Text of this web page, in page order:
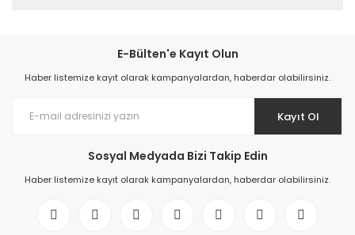
E-Bülten'e Kayıt Olun
Haber listemize kayıt olarak kampanyalardan, haberdar olabilirsiniz.
Kayıt Ol
Sosyal Medyada Bizi Takip Edin
Haber listemize kayıt olarak kampanyalardan, haberdar olabilirsiniz.